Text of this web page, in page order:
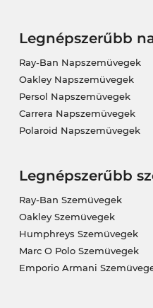
Legnépszerűbb
Ray-Ban Napszemüvegek
Oakley Napszemüvegek
Persol Napszemüvegek
Carrera Napszemüvegek
Polaroid Napszemüvegek
Legnépszerűbb
Ray-Ban Szemüvegek
Oakley Szemüvegek
Humphreys Szemüvegek
Marc O Polo Szemüvegek
Emporio Armani